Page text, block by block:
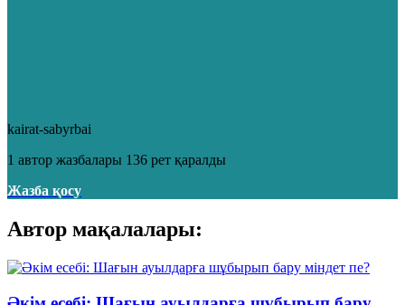
kairat-sabyrbai
1 автор жазбалары 136 рет қаралды
Жазба қосу
Автор мақалалары: